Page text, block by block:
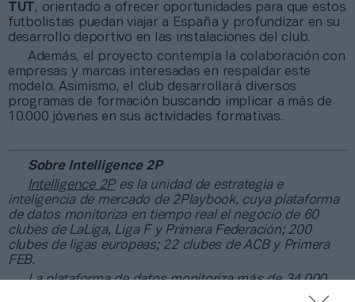
TUT , orientado a ofrecer oportunidades para que estos
futbolistas puedan viajar a España y profundizar en su
desarrollo deportivo en las instalaciones del club.
Además, el proyecto contempla la colaboración con
empresas y marcas interesadas en respaldar este
modelo. Asimismo, el club desarrollará diversos
programas de formación buscando implicar a más de
10.000 jóvenes en sus actividades formativas.
Sobre Intelligence 2P
Intelligence 2Pes la unidad de estrategia e
inteligencia de mercado de 2Playbook, cuya plataforma
de datos monitoriza en tiempo real el negocio de 60
clubes de LaLiga, Liga F y Primera Federación; 200
clubes de ligas europeas; 22 clubes de ACB y Primera
FEB.
La plataforma de datos monitoriza más de 34.000